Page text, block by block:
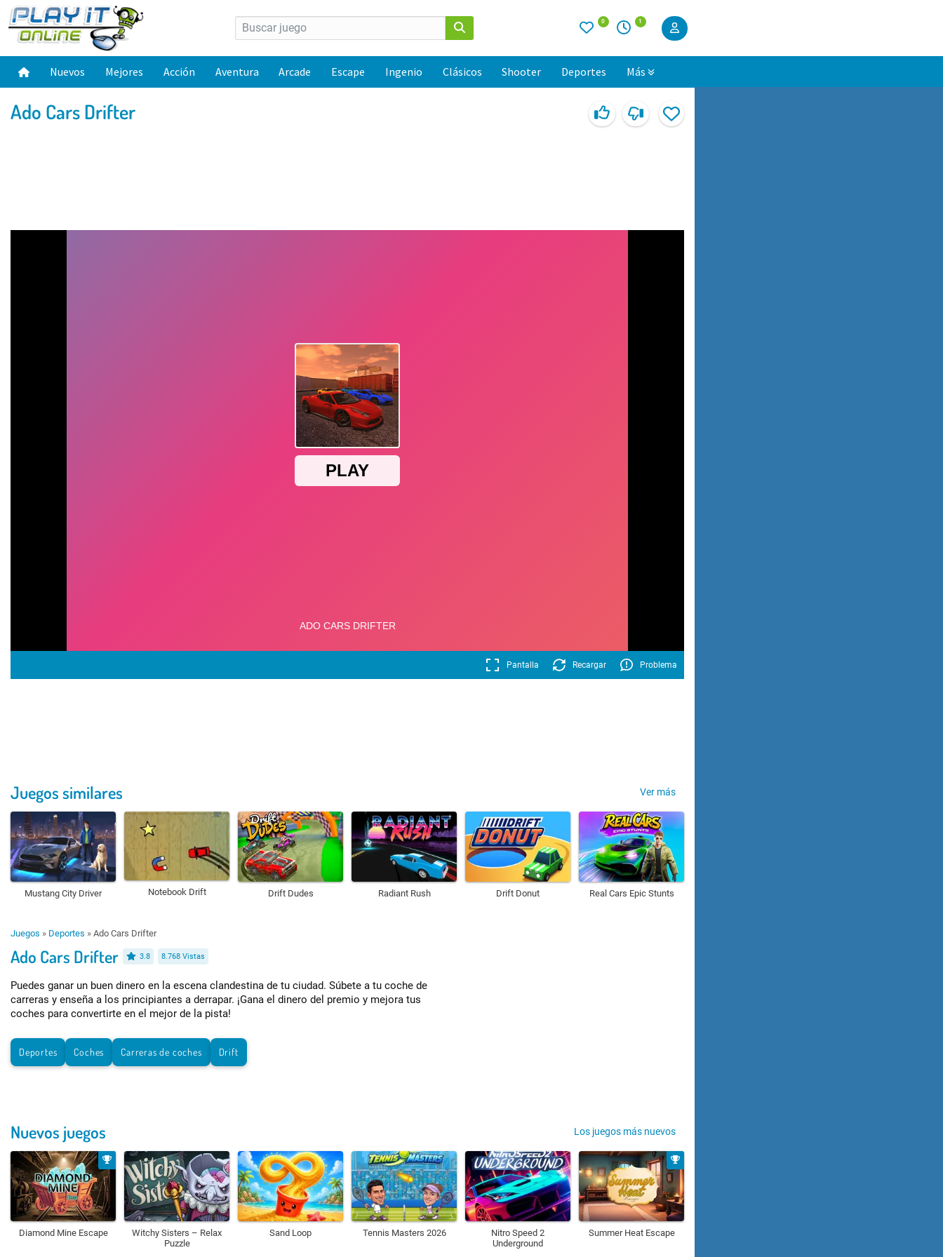
0 1
Nuevos Mejores Acción Aventura Arcade Escape Ingenio Clásicos Shooter Deportes Más
Ado Cars Drifter
Pantalla Recargar Problema
Juegos similares Ver más
Mustang City Driver Notebook Drift Drift Dudes Radiant Rush Drift Donut Real Cars Epic Stunts
Juegos » Deportes » Ado Cars Drifter
Ado Cars Drifter 3.8 8.768 Vistas
Puedes ganar un buen dinero en la escena clandestina de tu ciudad. Súbete a tu coche de
carreras y enseña a los principiantes a derrapar. ¡Gana el dinero del premio y mejora tus
coches para convertirte en el mejor de la pista!
Deportes Coches Carreras de coches Drift
Nuevos juegos Los juegos más nuevos
Diamond Mine Escape
Witchy Sisters – Relax
Puzzle
Sand Loop Tennis Masters 2026
Nitro Speed 2
Underground
Summer Heat Escape